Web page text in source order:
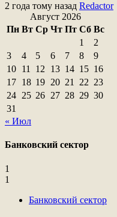
2 года тому назад Redactor
Август 2026
Пн Вт Ср Чт Пт Сб Вс
1
2
3
4 5 6 7 8
9
10 11 12 13 14 15 16
17 18 19 20 21 22 23
24 25 26 27 28 29 30
31
« Июл
Банковский сектор
1
1
Банковский сектор